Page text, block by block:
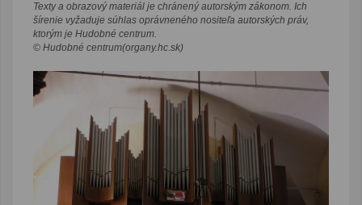
Texty a obrazový materiál je chránený autorským zákonom. Ich
šírenie vyžaduje súhlas oprávneného nositeľa autorských práv,
ktorým je Hudobné centrum.
© Hudobné centrum(organy.hc.sk)